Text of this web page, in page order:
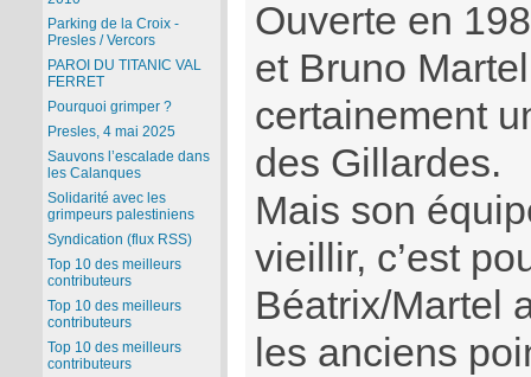
Ouverte en
et Bruno
certainement
des Gillardes.
Mais son
vieillir, c’est
Béatrix/Martel
les anciens
Parking de la Croix -
Presles / Vercors
PAROI DU TITANIC VAL
FERRET
Pourquoi grimper ?
Presles, 4 mai 2025
Sauvons l’escalade dans
les Calanques
Solidarité avec les
grimpeurs palestiniens
Syndication (flux RSS)
Top 10 des meilleurs
contributeurs
Top 10 des meilleurs
contributeurs
Top 10 des meilleurs
contributeurs